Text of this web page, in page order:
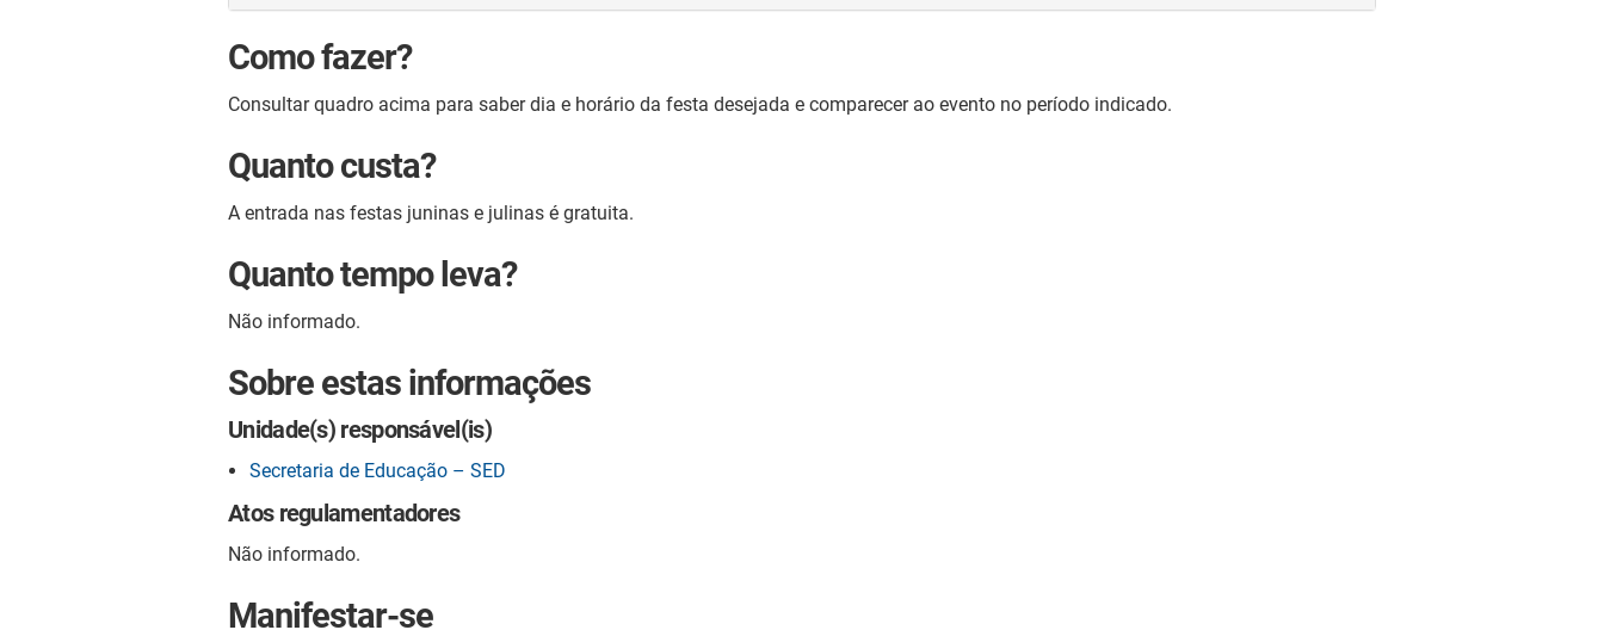
Como fazer?
Consultar quadro acima para saber dia e horário da festa desejada e comparecer ao evento no período indicado.
Quanto custa?
A entrada nas festas juninas e julinas é gratuita.
Quanto tempo leva?
Não informado.
Sobre estas informações
Unidade(s) responsável(is)
Secretaria de Educação – SED
Atos regulamentadores
Não informado.
Manifestar-se